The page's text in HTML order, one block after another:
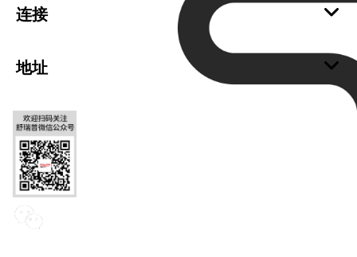
可持续发展
Cookies
连接
成为舒瑞普供应商
联系我们
地址
Chinese Headquarters of SWEP
苏州舒瑞普科技有限公司
SWEP Technology (Suzhou) Co., Ltd.
电话：+86 (0) 512-6763 2233
Email: Info@swepgroup.cn